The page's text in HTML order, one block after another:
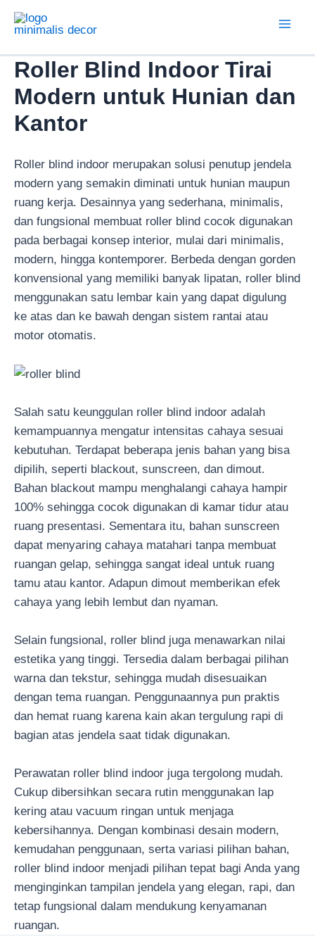
Lewati
Roller Blind Indoor Tirai
Modern untuk Hunian dan
Kantor
Roller blind indoor merupakan solusi penutup jendela
modern yang semakin diminati untuk hunian maupun
ruang kerja. Desainnya yang sederhana, minimalis,
dan fungsional membuat roller blind cocok digunakan
pada berbagai konsep interior, mulai dari minimalis,
modern, hingga kontemporer. Berbeda dengan gorden
konvensional yang memiliki banyak lipatan, roller blind
menggunakan satu lembar kain yang dapat digulung
ke atas dan ke bawah dengan sistem rantai atau
motor otomatis.
Salah satu keunggulan roller blind indoor adalah
kemampuannya mengatur intensitas cahaya sesuai
kebutuhan. Terdapat beberapa jenis bahan yang bisa
dipilih, seperti blackout, sunscreen, dan dimout.
Bahan blackout mampu menghalangi cahaya hampir
100% sehingga cocok digunakan di kamar tidur atau
ruang presentasi. Sementara itu, bahan sunscreen
dapat menyaring cahaya matahari tanpa membuat
ruangan gelap, sehingga sangat ideal untuk ruang
tamu atau kantor. Adapun dimout memberikan efek
cahaya yang lebih lembut dan nyaman.
Selain fungsional, roller blind juga menawarkan nilai
estetika yang tinggi. Tersedia dalam berbagai pilihan
warna dan tekstur, sehingga mudah disesuaikan
dengan tema ruangan. Penggunaannya pun praktis
dan hemat ruang karena kain akan tergulung rapi di
bagian atas jendela saat tidak digunakan.
Perawatan roller blind indoor juga tergolong mudah.
Cukup dibersihkan secara rutin menggunakan lap
kering atau vacuum ringan untuk menjaga
kebersihannya. Dengan kombinasi desain modern,
kemudahan penggunaan, serta variasi pilihan bahan,
roller blind indoor menjadi pilihan tepat bagi Anda yang
menginginkan tampilan jendela yang elegan, rapi, dan
tetap fungsional dalam mendukung kenyamanan
ruangan.